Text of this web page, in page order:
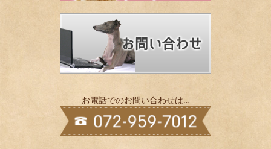
お電話でのお問い合わせは…